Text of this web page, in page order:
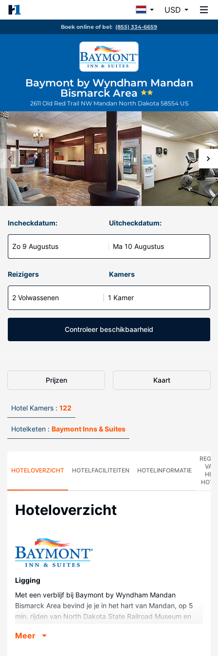
USD
Boek online of bel: (855) 334-6659
Baymont by Wyndham Mandan
Bismarck Area
2611 Old Red Trail NW Mandan North Dakota 58554 US
Incheckdatum:
Zo 9 Augustus
Uitcheckdatum:
Ma 10 Augustus
Reizigers Kamers
2 Volwassenen 1 Kamer
Controleer beschikbaarheid
Prijzen Kaart
Hotel Kamers : 122
Hotelketen : Baymont Inns & Suites
HOTELOVERZICHT HOTELFACILITEITEN HOTELINFORMATIE
VAN
HET
Hoteloverzicht
Ligging
Met een verblijf bij Baymont by Wyndham Mandan
Bismarck Area bevind je je in het hart van Mandan, op 5
min. rijden van North Dakota State Railroad Museum en
Nations Gallery en op 4,6 km van Missouri River State
Meer